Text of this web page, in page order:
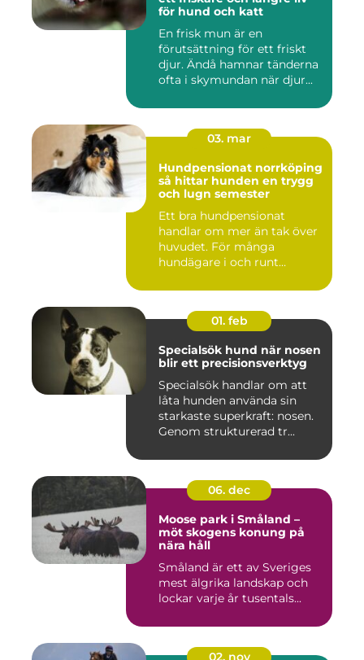
för hund och katt
En frisk mun är en
förutsättning för ett friskt
djur. Ändå hamnar tänderna
ofta i skymundan när djur...
03. mar
Hundpensionat norrköping
så hittar hunden en trygg
och lugn semester
Ett bra hundpensionat
handlar om mer än tak över
huvudet. För många
hundägare i och runt
01. feb
Specialsök hund när nosen
blir ett precisionsverktyg
Specialsök handlar om att
låta hunden använda sin
starkaste superkraft: nosen.
Genom strukturerad tr...
06. dec
Moose park i Småland –
möt skogens konung på
nära håll
Småland är ett av Sveriges
mest älgrika landskap och
lockar varje år tusentals...
02. nov